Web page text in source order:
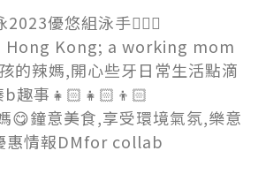
2023優悠組泳手🏊🏻‍♀️
Hong Kong; a working mom
的辣媽,開心些牙日常生活點滴
b趣事👧🏻👧🏻👦🏻
😋鐘意美食,享受環境氣氛,樂意
惠情報DMfor collab